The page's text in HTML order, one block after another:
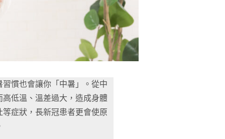
慣也會讓你「中暑」。從中
低溫、溫差過大，造成身體
症狀，長新冠患者更會使原